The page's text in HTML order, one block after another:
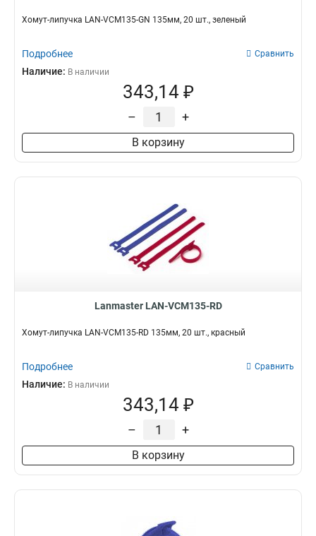
Хомут-липучка LAN-VCM135-GN 135мм, 20 шт., зеленый
Подробнее Сравнить
Наличие: В наличии
343,14 ₽
– +
В корзину
Lanmaster LAN-VCM135-RD
Хомут-липучка LAN-VCM135-RD 135мм, 20 шт., красный
Подробнее Сравнить
Наличие: В наличии
343,14 ₽
– +
В корзину